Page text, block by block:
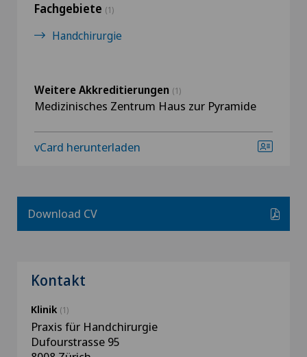
Fachgebiete (1)
Handchirurgie
Weitere Akkreditierungen (1)
Medizinisches Zentrum Haus zur Pyramide
vCard herunterladen
Download CV
Kontakt
Klinik (1)
Praxis für Handchirurgie
Dufourstrasse 95